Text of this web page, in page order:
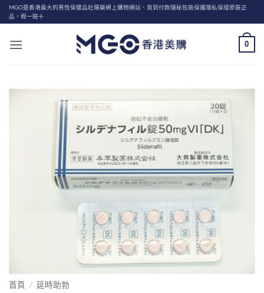
Skip
to
MGO是香港最大的男性保健品壯陽藥網上購物網站、貨到付款隱秘包裝保護隱私保證原裝正
品，假一賠十
0
首頁 / 延時助勃